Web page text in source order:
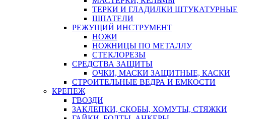
ТЕРКИ И ГЛАДИЛКИ ШТУКАТУРНЫЕ
ШПАТЕЛИ
РЕЖУЩИЙ ИНСТРУМЕНТ
НОЖИ
НОЖНИЦЫ ПО МЕТАЛЛУ
СТЕКЛОРЕЗЫ
СРЕДСТВА ЗАЩИТЫ
ОЧКИ, МАСКИ ЗАЩИТНЫЕ, КАСКИ
СТРОИТЕЛЬНЫЕ ВЕДРА И ЕМКОСТИ
КРЕПЕЖ
ГВОЗДИ
ЗАКЛЕПКИ, СКОБЫ, ХОМУТЫ, СТЯЖКИ